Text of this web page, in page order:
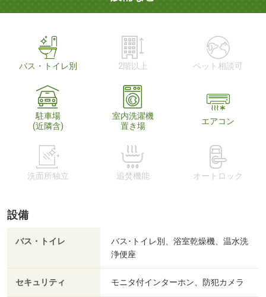
バス・トイレ別 2階以上 ペット相談可
駐車場
(近隣含)
室内洗濯機
置き場
エアコン
洗面所独立 追焚機能 オートロック
設備
バス・トイレ
バス･トイレ別、浴室乾燥機、温水洗
浄便座
セキュリティ モニタ付インターホン、防犯カメラ